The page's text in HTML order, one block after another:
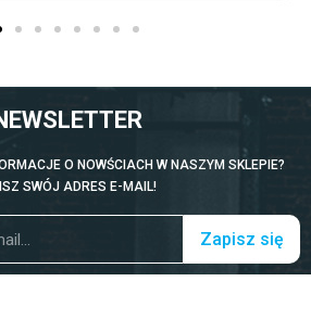
O NOWŚCIACH W NASZYM SKLEPIE?
SWÓJ ADRES E-MAIL!
Zapisz się